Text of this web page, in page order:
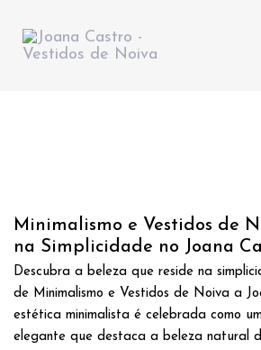
primary
Minimalismo e Vestidos de
na Simplicidade no Joana
Descubra a beleza que reside na
de Minimalismo e Vestidos de Noiva a
estética minimalista é celebrada como
elegante que destaca a beleza natural